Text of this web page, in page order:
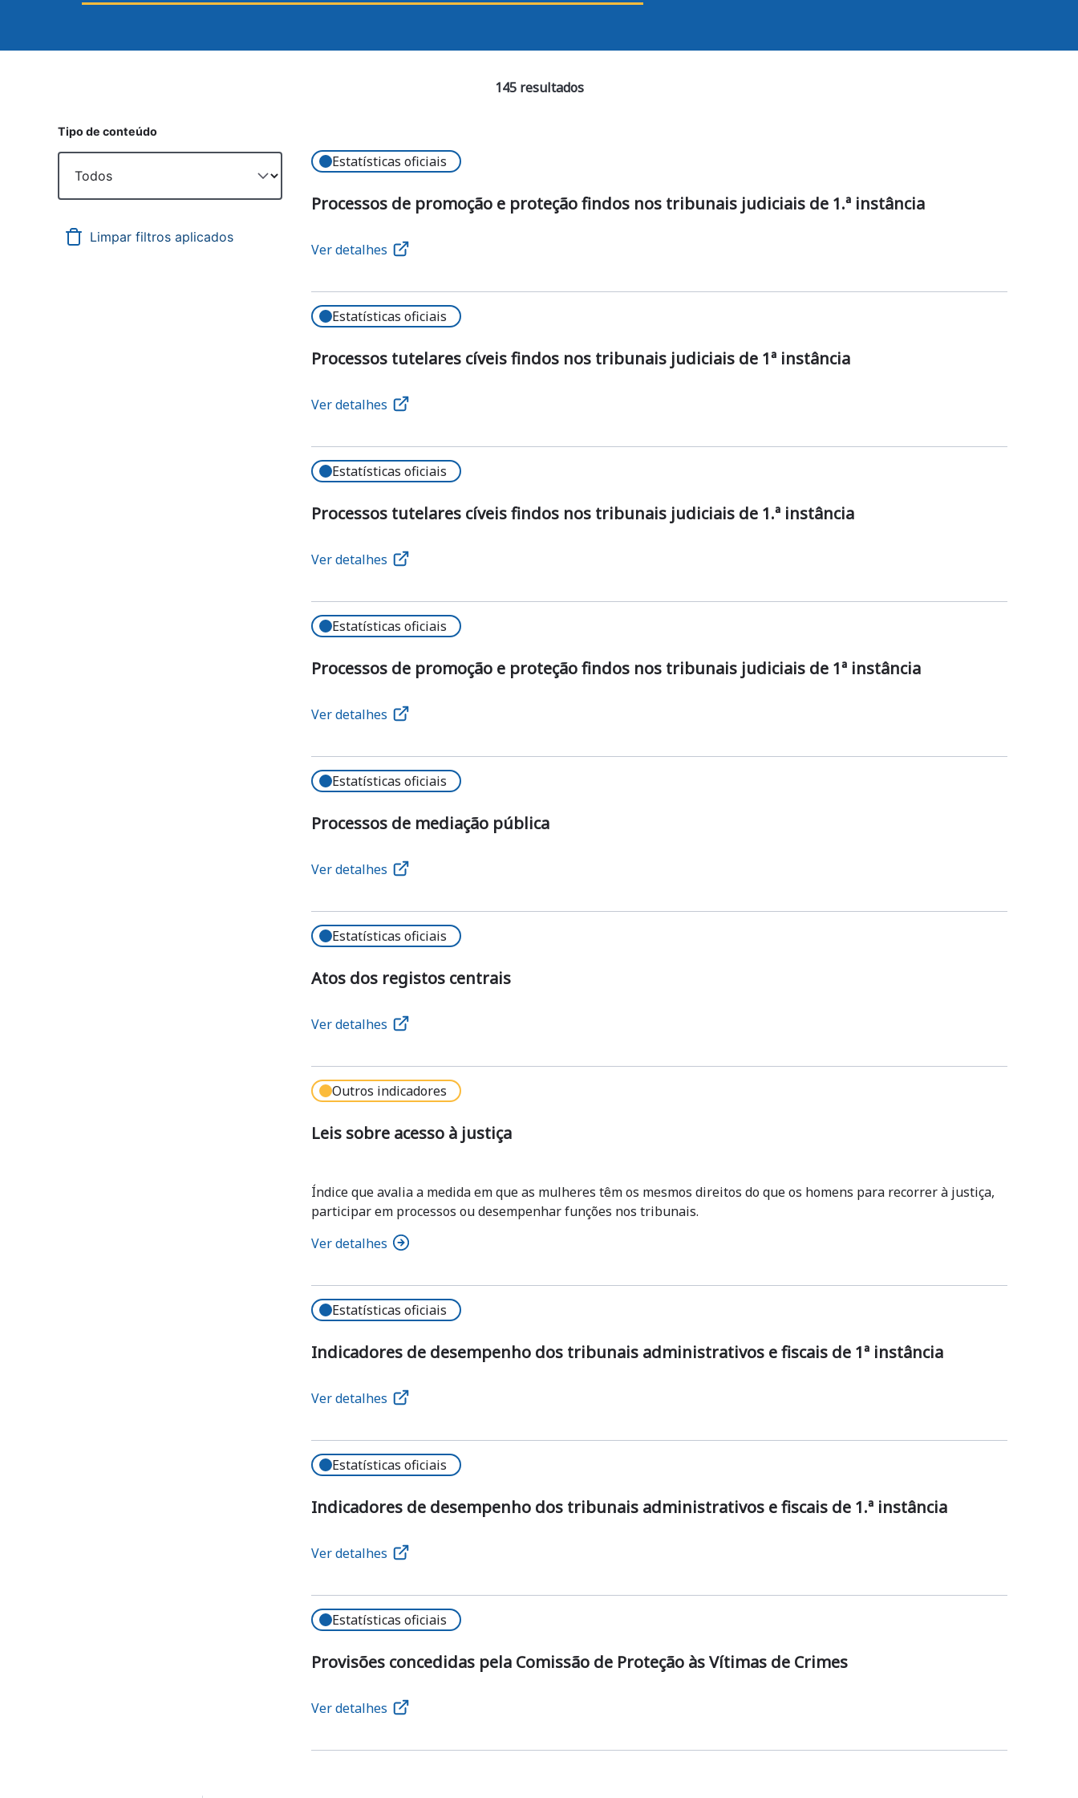
145 resultados
Tipo de conteúdo
Estatísticas oficiais
Processos de promoção e proteção findos nos tribunais judiciais de 1.ª instância
Ver detalhes
Estatísticas oficiais
Processos tutelares cíveis findos nos tribunais judiciais de 1ª instância
Ver detalhes
Estatísticas oficiais
Processos tutelares cíveis findos nos tribunais judiciais de 1.ª instância
Ver detalhes
Estatísticas oficiais
Processos de promoção e proteção findos nos tribunais judiciais de 1ª instância
Ver detalhes
Estatísticas oficiais
Processos de mediação pública
Ver detalhes
Estatísticas oficiais
Atos dos registos centrais
Ver detalhes
Outros indicadores
Leis sobre acesso à justiça
Índice que avalia a medida em que as mulheres têm os mesmos direitos do que os homens para recorrer à justiça,
participar em processos ou desempenhar funções nos tribunais.
Ver detalhes
Estatísticas oficiais
Indicadores de desempenho dos tribunais administrativos e fiscais de 1ª instância
Ver detalhes
Estatísticas oficiais
Indicadores de desempenho dos tribunais administrativos e fiscais de 1.ª instância
Ver detalhes
Estatísticas oficiais
Provisões concedidas pela Comissão de Proteção às Vítimas de Crimes
Ver detalhes